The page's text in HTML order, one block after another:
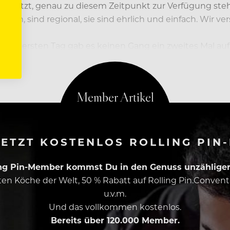
jetzt, genau zu diesem Zeitpunkt zur Verfügung
sind regional, sie sind ehrlich und einfach. Wir
ersten Tag gab es keinen Gang ein zweites Mal
KOSTENLOS ROLLING PIN-
Pin-Member kommst Du in den Genuss
Köche der Welt, 50 % Rabatt auf Rolling
u.v.m.
Und das vollkommen kostenlos.
Bereits über 120.000 Member.